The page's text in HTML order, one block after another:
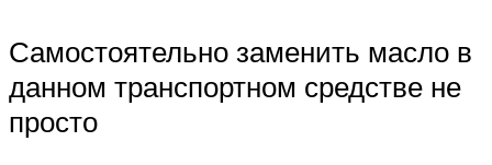
Самостоятельно заменить масло в
данном транспортном средстве не
просто